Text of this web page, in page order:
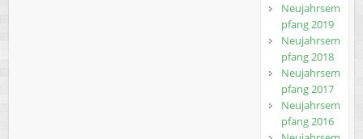
Neujahrsem
pfang 2019
Neujahrsem
pfang 2018
Neujahrsem
pfang 2017
Neujahrsem
pfang 2016